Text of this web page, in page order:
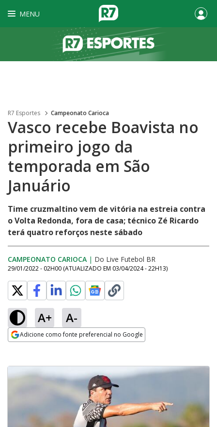
MENU
R7 Esportes Campeonato Carioca
Vasco recebe Boavista no
primeiro jogo da
temporada em São
Januário
Time cruzmaltino vem de vitória na estreia contra
o Volta Redonda, fora de casa; técnico Zé Ricardo
terá quatro reforços neste sábado
CAMPEONATO CARIOCA | Do Live Futebol BR
29/01/2022 - 02H00 (ATUALIZADO EM 03/04/2024 - 22H13)
A+ A-
Adicione como fonte preferencial no Google